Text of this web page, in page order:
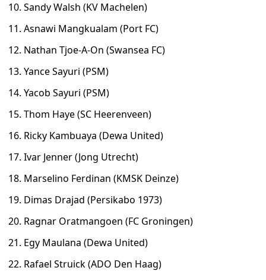
10. Sandy Walsh (KV Machelen)
11. Asnawi Mangkualam (Port FC)
12. Nathan Tjoe-A-On (Swansea FC)
13. Yance Sayuri (PSM)
14. Yacob Sayuri (PSM)
15. Thom Haye (SC Heerenveen)
16. Ricky Kambuaya (Dewa United)
17. Ivar Jenner (Jong Utrecht)
18. Marselino Ferdinan (KMSK Deinze)
19. Dimas Drajad (Persikabo 1973)
20. Ragnar Oratmangoen (FC Groningen)
21. Egy Maulana (Dewa United)
22. Rafael Struick (ADO Den Haag)